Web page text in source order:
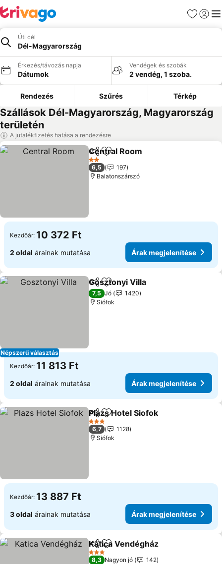
Kedvencek
Úti cél
Dél-Magyarország
Érkezés/távozás napja
Dátumok
Vendégek és szobák
2 vendég, 1 szoba.
Rendezés Szűrés Térkép
Szállások Dél-Magyarország, Magyarország
területén
A jutalékfizetés hatása a rendezésre
Megosztás
Hozzáadás a kedvencekhez
Central Room
2 Kategória
6,5
197
Balatonszárszó
Kezdőár: 10 372 Ft
2 oldal árainak mutatása Árak megjelenítése
Népszerű választás
Megosztás
Hozzáadás a kedvencekhez
Gosztonyi Villa
7,5 Jó
1420
Siófok
Kezdőár: 11 813 Ft
2 oldal árainak mutatása Árak megjelenítése
Megosztás
Hozzáadás a kedvencekhez
Plazs Hotel Siofok
3 Kategória
6,7
1128
Siófok
Kezdőár: 13 887 Ft
3 oldal árainak mutatása Árak megjelenítése
Megosztás
Hozzáadás a kedvencekhez
Katica Vendégház
3 Kategória
8,3 Nagyon jó
142